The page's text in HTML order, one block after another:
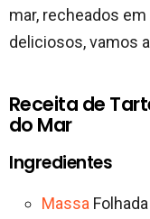
mar, recheados em
deliciosos, vamos
Receita de
do Mar
Ingredientes
Massa